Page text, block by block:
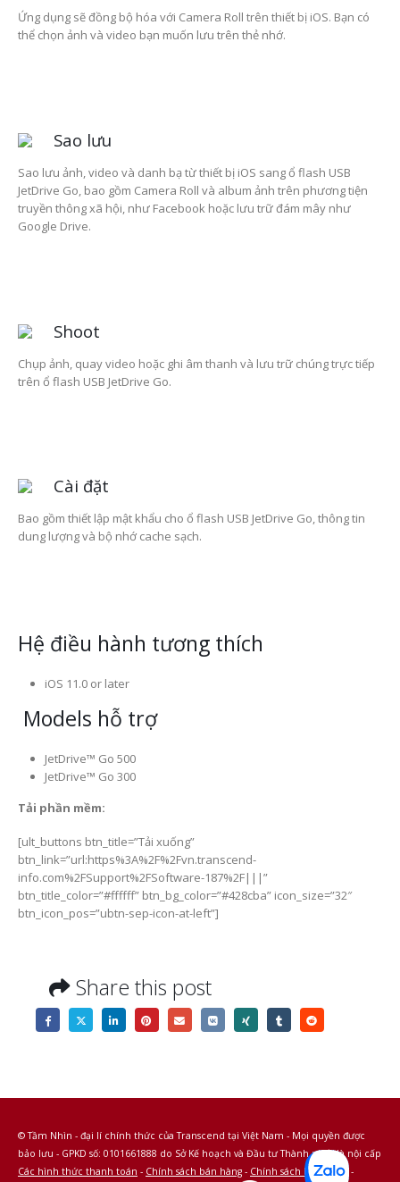
Ứng dụng sẽ đồng bộ hóa với Camera Roll trên thiết bị iOS. Bạn có
thể chọn ảnh và video bạn muốn lưu trên thẻ nhớ.
Sao lưu
Sao lưu ảnh, video và danh bạ từ thiết bị iOS sang ổ flash USB
JetDrive Go, bao gồm Camera Roll và album ảnh trên phương tiện
truyền thông xã hội, như Facebook hoặc lưu trữ đám mây như
Google Drive.
Shoot
Chụp ảnh, quay video hoặc ghi âm thanh và lưu trữ chúng trực tiếp
trên ổ flash USB JetDrive Go.
Cài đặt
Bao gồm thiết lập mật khẩu cho ổ flash USB JetDrive Go, thông tin
dung lượng và bộ nhớ cache sạch.
Hệ điều hành tương thích
iOS 11.0 or later
Models hỗ trợ
JetDrive™ Go 500
JetDrive™ Go 300
Tải phần mềm:
[ult_buttons btn_title=”Tải xuống”
btn_link=”url:https%3A%2F%2Fvn.transcend-
info.com%2FSupport%2FSoftware-187%2F|||”
btn_title_color=”#ffffff” btn_bg_color=”#428cba” icon_size=”32″
btn_icon_pos=”ubtn-sep-icon-at-left”]
Share this post
© Tầm Nhìn - đại lí chính thức của Transcend tại Việt Nam - Mọi quyền được
bảo lưu - GPKD số: 0101661888 do Sở Kế hoạch và Đầu tư Thành phố Hà nội cấp
Các hình thức thanh toán - Chính sách bán hàng - Chính sách bảo hành -